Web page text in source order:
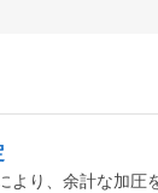
より、余計な加圧